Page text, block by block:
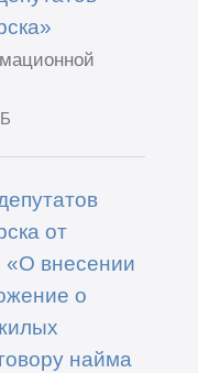
от
внесении
о
найма